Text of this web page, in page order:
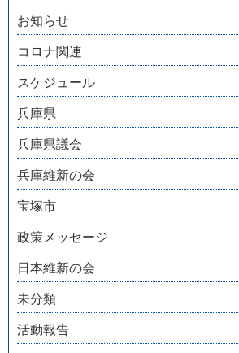
お知らせ
コロナ関連
スケジュール
兵庫県
兵庫県議会
兵庫維新の会
宝塚市
政策メッセージ
日本維新の会
未分類
活動報告